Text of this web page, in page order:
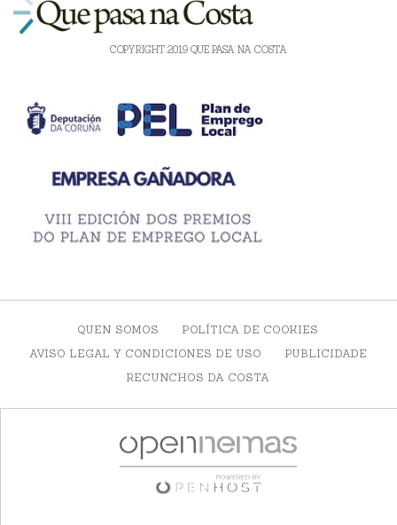
COPYRIGHT 2019 QUE PASA NA COSTA
QUEN SOMOS
POLÍTICA DE COOKIES
AVISO LEGAL Y CONDICIONES DE USO
PUBLICIDADE
RECUNCHOS DA COSTA